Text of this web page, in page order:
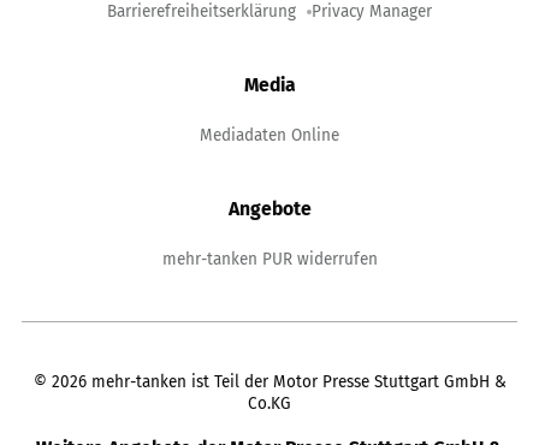
Barrierefreiheitserklärung Privacy Manager
Media
Mediadaten Online
Angebote
mehr-tanken PUR widerrufen
© 2026 mehr-tanken ist Teil der Motor Presse Stuttgart GmbH &
Co.KG